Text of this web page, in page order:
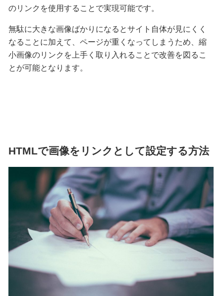
のリンクを使用することで実現可能です。
無駄に大きな画像ばかりになるとサイト自体が見にくく
なることに加えて、ページが重くなってしまうため、縮
小画像のリンクを上手く取り入れることで改善を図るこ
とが可能となります。
HTMLで画像をリンクとして設定する方法